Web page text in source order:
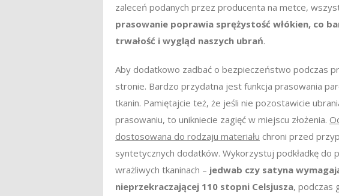
zaleceń podanych przez producenta na metce,
prasowanie poprawia sprężystość włókien, co
trwałość i wygląd naszych ubrań.
Aby dodatkowo zadbać o bezpieczeństwo podczas
stronie. Bardzo przydatna jest funkcja prasowania
tkanin. Pamiętajcie też, że jeśli nie pozostawicie
prasowaniu, to unikniecie zagięć w miejscu złożenia.
dostosowana do rodzaju materiału chroni przed
syntetycznych dodatków. Wykorzystuj podkładkę do
wrażliwych tkaninach – jedwab czy satyna
nieprzekraczającej 110 stopni Celsjusza, podczas